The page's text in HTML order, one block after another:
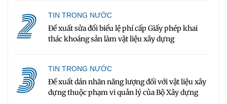
2 TIN TRONG NƯỚC
Đề xuất sửa đổi biểu lệ phí cấp Giấy phép khai
thác khoáng sản làm vật liệu xây dựng
3 TIN TRONG NƯỚC
Đề xuất dán nhãn năng lượng đối với vật liệu xây
dựng thuộc phạm vi quản lý của Bộ Xây dựng